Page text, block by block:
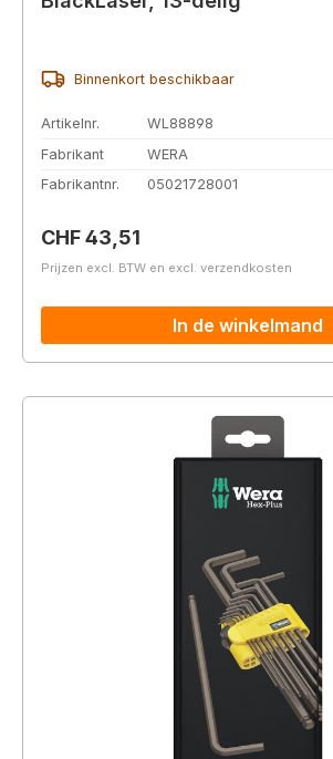
Binnenkort beschikbaar
Artikelnr.
WL88898
Fabrikant
WERA
Fabrikantnr.
05021728001
Normale prijs:
CHF 43,51
Prijzen excl. BTW en excl. verzendkosten
In de winkelmand